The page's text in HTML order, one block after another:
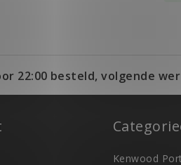
22:00 besteld, volgende
Kenwood